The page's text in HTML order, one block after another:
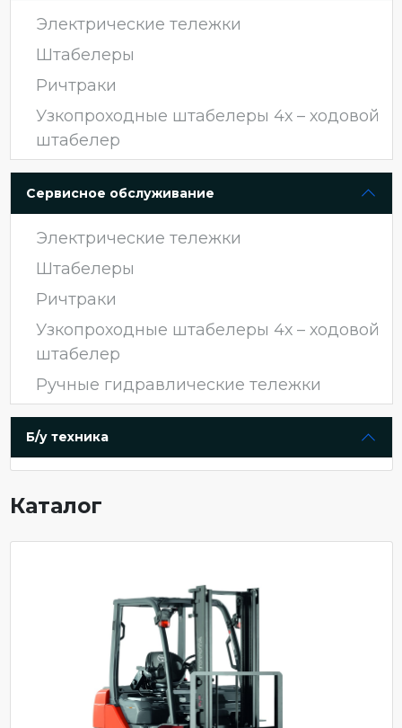
Электрические тележки
Штабелеры
Ричтраки
Узкопроходные штабелеры 4х – ходовой
штабелер
Сервисное обслуживание
Электрические тележки
Штабелеры
Ричтраки
Узкопроходные штабелеры 4х – ходовой
штабелер
Ручные гидравлические тележки
Б/у техника
Каталог